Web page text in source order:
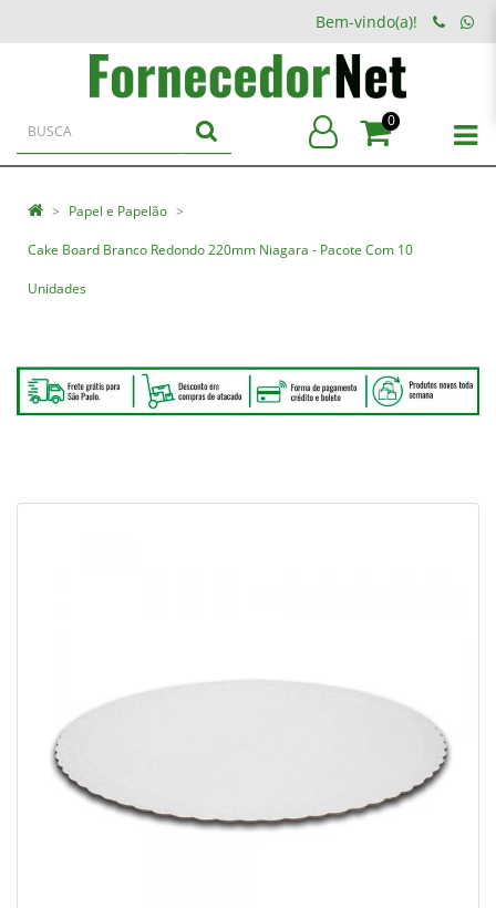
Bem-vindo(a)!
0
Papel e Papelão
Cake Board Branco Redondo 220mm Niagara - Pacote Com 10
Unidades